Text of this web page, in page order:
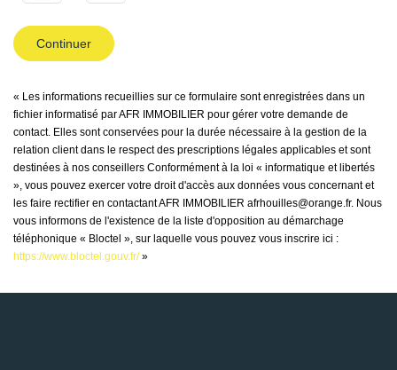
Continuer
« Les informations recueillies sur ce formulaire sont enregistrées dans un
fichier informatisé par AFR IMMOBILIER pour gérer votre demande de
contact. Elles sont conservées pour la durée nécessaire à la gestion de la
relation client dans le respect des prescriptions légales applicables et sont
destinées à nos conseillers Conformément à la loi « informatique et libertés
», vous pouvez exercer votre droit d'accès aux données vous concernant et
les faire rectifier en contactant AFR IMMOBILIER afrhouilles@orange.fr. Nous
vous informons de l'existence de la liste d'opposition au démarchage
téléphonique « Bloctel », sur laquelle vous pouvez vous inscrire ici :
https://www.bloctel.gouv.fr/»